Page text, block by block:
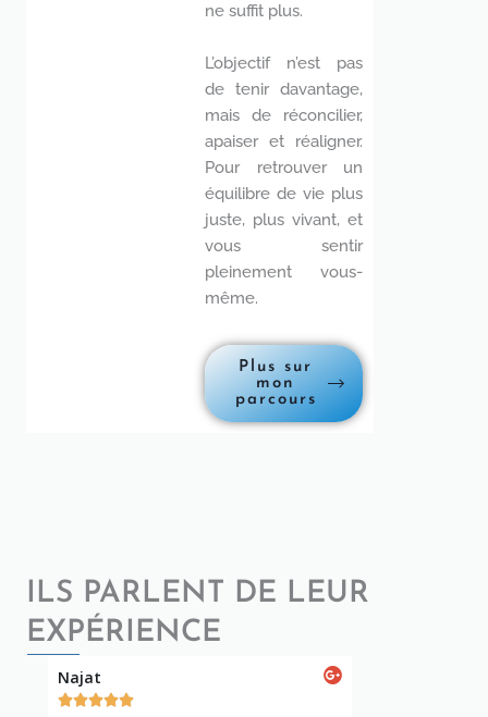
ne suffit plus.
L’objectif n’est pas
de tenir davantage,
mais de réconcilier,
apaiser et réaligner.
Pour retrouver un
équilibre de vie plus
juste, plus vivant, et
vous sentir
pleinement vous-
même.
Plus sur
mon
parcours
ILS PARLENT DE LEUR
EXPÉRIENCE
Najat
